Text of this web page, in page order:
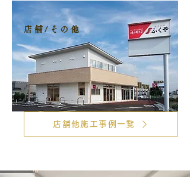
店舗/その他
店舗他施工事例一覧